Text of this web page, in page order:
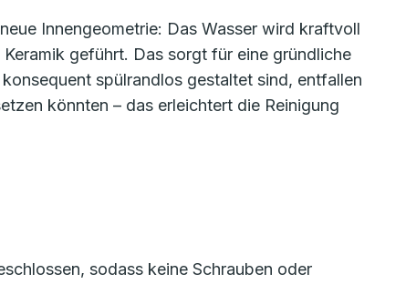
Innengeometrie: Das Wasser wird kraftvoll
geführt. Das sorgt für eine gründliche
spülrandlos gestaltet sind, entfallen
könnten – das erleichtert die Reinigung
sodass keine Schrauben oder